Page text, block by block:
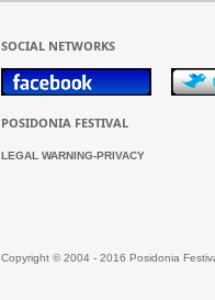
SOCIAL NETWORKS
POSIDONIA FESTIVAL
LEGAL WARNING-PRIVACY
Copyright © 2004 - 2016 Posidonia